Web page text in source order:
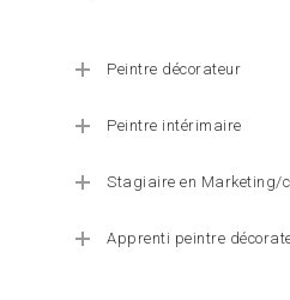
Peintre décorateur
Peintre intérimaire
Stagiaire en Marketing/
Apprenti peintre